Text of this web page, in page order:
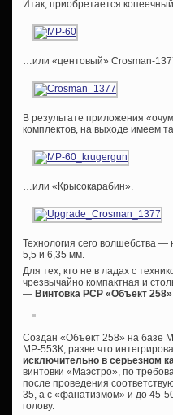
Итак, приобретается
…или «центовый» Crosman-
В результате приложения
комплектов, на выходе имеем
…или «Крысокарабин».
Технология сего волшебства —
5,5 и 6,35 мм.
Для тех, кто не в ладах с
чрезвычайно компактная и
— Винтовка РСР «Объект
Создан «Объект 258» на базе
МР-553К, разве что
исключительно в серьезном
винтовки «Маэстро», по
после проведения
35, а с «фанатизмом» и до 45-
голову.